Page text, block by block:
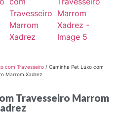
com Travesseiro / Caminha Pet Luxo com
Marrom Xadrez
Travesseiro Marrom